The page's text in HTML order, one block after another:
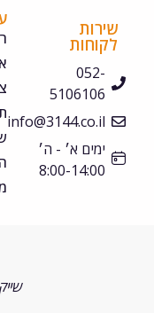
052-
5106106
info@3144.co.il
ימים א׳ - ה׳
8:00-14:00
צור קשר
תנאי
שאלות
הצהרת
שייקוס |